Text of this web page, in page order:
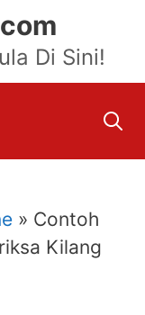
Di Sini!
» Contoh
Kilang